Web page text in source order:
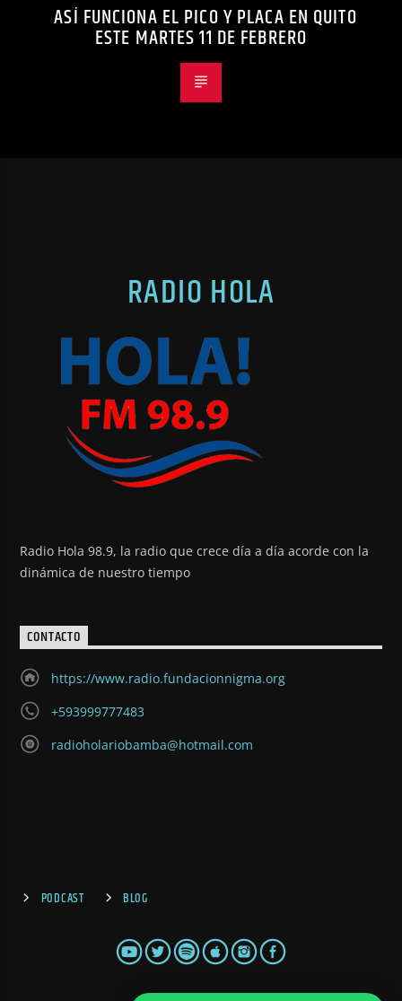
ASÍ FUNCIONA EL PICO Y PLACA EN QUITO
ESTE MARTES 11 DE FEBRERO
RADIO HOLA
Radio Hola 98.9, la radio que crece día a día acorde con la
dinámica de nuestro tiempo
CONTACTO
https://www.radio.fundacionnigma.org
+593999777483
radioholariobamba@hotmail.com
PODCAST BLOG